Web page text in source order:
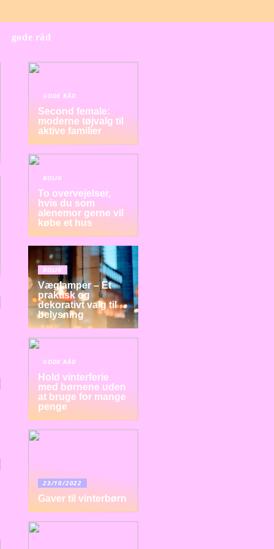
gode råd
GODE RÅD
Second female:
moderne tøjvalg til
aktive familier
BOLIG
To overvejelser,
hvis du som
alenemor gerne vil
købe et hus
BOLIG
Væglamper – Et
praktisk og
dekorativt valg til
belysning
GODE RÅD
Hold vinterferie
med børnene uden
at bruge for mange
penge
23/10/2022
Gaver til vinterbørn